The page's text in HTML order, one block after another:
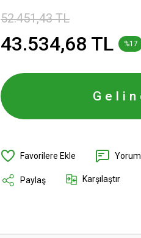
52.451,43 TL
43.534,68 TL %17
Paylaş Karşılaştır